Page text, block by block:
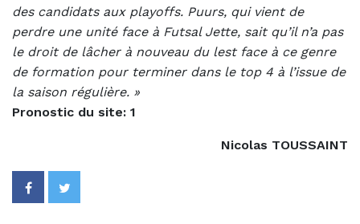
des candidats aux playoffs. Puurs, qui vient de
perdre une unité face à Futsal Jette, sait qu’il n’a pas
le droit de lâcher à nouveau du lest face à ce genre
de formation pour terminer dans le top 4 à l’issue de
la saison régulière. »
Pronostic du site: 1
Nicolas TOUSSAINT